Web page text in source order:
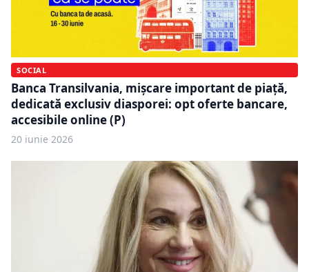
SOCIAL
Banca Transilvania, mișcare important de piață,
dedicată exclusiv diasporei: opt oferte bancare,
accesibile online (P)
20 iunie 2026